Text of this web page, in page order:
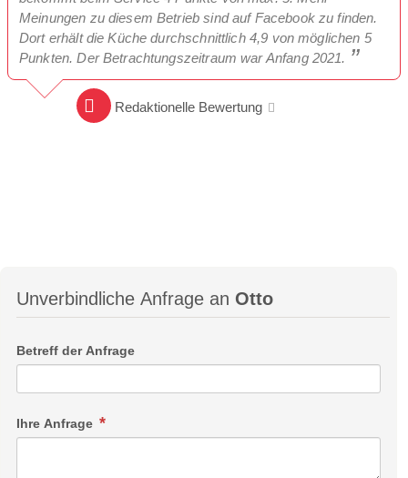
Meinungen zu diesem Betrieb sind auf Facebook zu finden.
Dort erhält die Küche durchschnittlich 4,9 von möglichen 5
Punkten. Der Betrachtungszeitraum war Anfang 2021.
Redaktionelle Bewertung
Unverbindliche Anfrage an Otto
Betreff der Anfrage
Ihre Anfrage